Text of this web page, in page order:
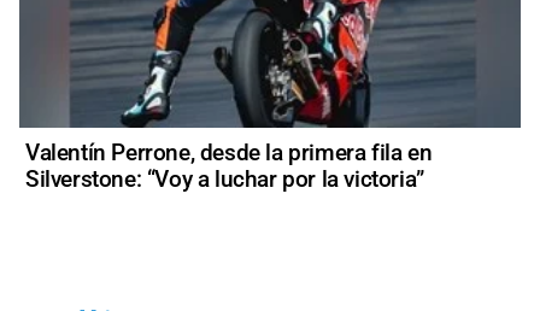
Valentín Perrone, desde la primera fila en
Silverstone: “Voy a luchar por la victoria”